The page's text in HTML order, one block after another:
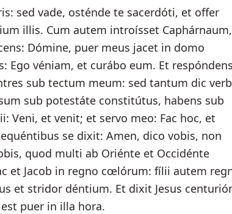
sed vade, osténde te sacerdóti, et offer
illis. Cum autem introísset Caphárnaum,
Dómine, puer meus jacet in domo
Ego véniam, et curábo eum. Et respóndens
sub tectum meum: sed tantum dic
sub potestáte constitútus, habens sub
Veni, et venit; et servo meo: Fac hoc, et
se dixit: Amen, dico vobis, non
quod multi ab Oriénte et Occidénte
et Jacob in regno cœlórum: fílii autem
et stridor déntium. Et dixit Jesus
puer in illa hora.